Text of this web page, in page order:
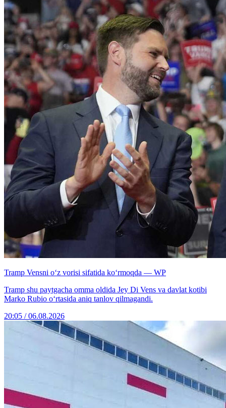
Tramp Vensni o‘z vorisi sifatida ko‘rmoqda — WP
Tramp shu paytgacha omma oldida Jey Di Vens va davlat kotibi
Marko Rubio o‘rtasida aniq tanlov qilmagandi.
20:05 / 06.08.2026